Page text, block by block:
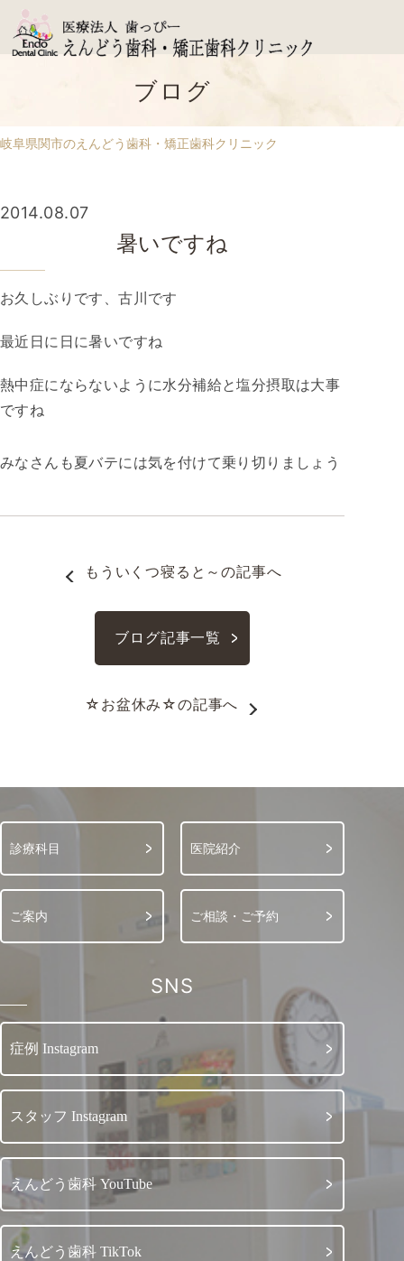
ブログ
岐阜県関市のえんどう歯科・矯正歯科クリニック
暑いですね
2014.08.07
お久しぶりです、古川です
最近日に日に暑いですね
熱中症にならないように水分補給と塩分摂取は大事
ですね
みなさんも夏バテには気を付けて乗り切りましょう
もういくつ寝ると～の記事へ
ブログ記事一覧
☆お盆休み☆の記事へ
診療科目 医院紹介
ご案内 ご相談・ご予約
SNS
症例 Instagram
スタッフ Instagram
えんどう歯科 YouTube
えんどう歯科 TikTok